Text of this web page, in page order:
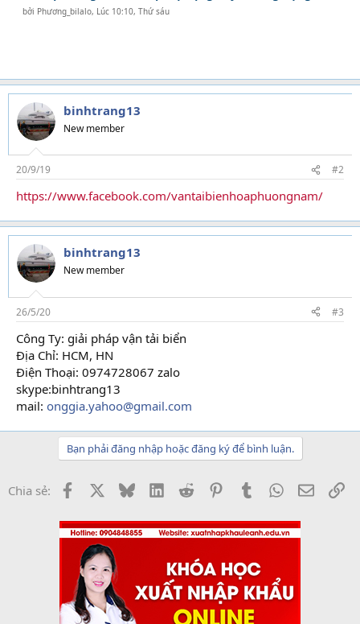
bởi Phương_bilalo, Lúc 10:10, Thứ sáu
binhtrang13
New member
20/9/19 #2
https://www.facebook.com/vantaibienhoaphuongnam/
binhtrang13
New member
26/5/20 #3
Công Ty: giải pháp vận tải biển
Địa Chỉ: HCM, HN
Điện Thoại: 0974728067 zalo
skype:binhtrang13
mail: onggia.yahoo@gmail.com
Bạn phải đăng nhập hoặc đăng ký để bình luận.
Chia sẻ: Facebook BlueskyLinkedInReddit PinterestTumblrWhatsApp
Email